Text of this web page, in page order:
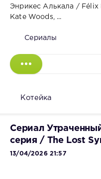
Энрикес Алькала / Félix
Kate Woods, ...
Сериалы
Котейка
Сериал
серия / The Lost
13/04/2026 21:57